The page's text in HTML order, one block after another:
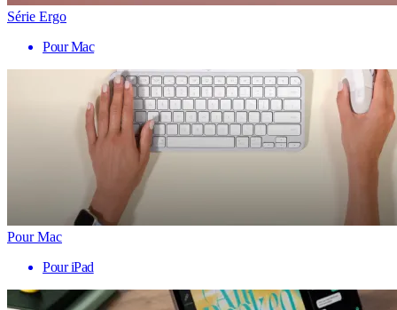
Série Ergo
Pour Mac
Pour Mac
Pour iPad